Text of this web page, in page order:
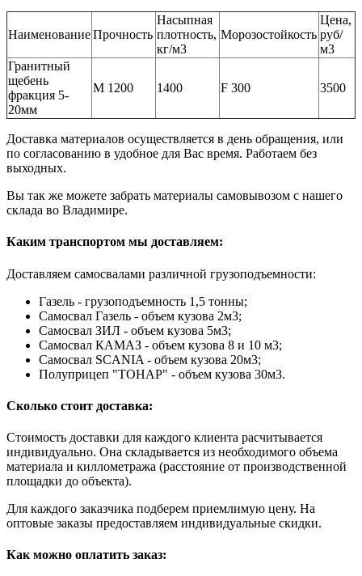
НаименованиеПрочность
Насыпная
плотность,
кг/м3
Морозостойкость
Цена,
руб/
м3
Гранитный
щебень
фракция 5-
20мм
М 1200 1400 F 300 3500
Доставка материалов осуществляется в день обращения, или
по согласованию в удобное для Вас время. Работаем без
выходных.
Вы так же можете забрать материалы самовывозом с нашего
склада во Владимире.
Каким транспортом мы доставляем:
Доставляем самосвалами различной грузоподъемности:
Газель - грузоподъемность 1,5 тонны;
Самосвал Газель - объем кузова 2м3;
Самосвал ЗИЛ - объем кузова 5м3;
Самосвал КАМАЗ - объем кузова 8 и 10 м3;
Самосвал SCANIA - объем кузова 20м3;
Полуприцеп "ТОНАР" - объем кузова 30м3.
Сколько стоит доставка:
Стоимость доставки для каждого клиента расчитывается
индивидуально. Она складывается из необходимого объема
материала и киллометража (расстояние от производственной
площадки до объекта).
Для каждого заказчика подберем приемлимую цену. На
оптовые заказы предоставляем индивидуальные скидки.
Как можно оплатить заказ: